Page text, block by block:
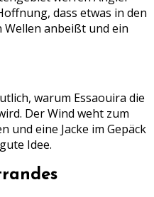
dass etwas in den
Wellen anbeißt und ein
warum Essaouira die
Der Wind weht zum
und eine Jacke im Gepäck
Idee.